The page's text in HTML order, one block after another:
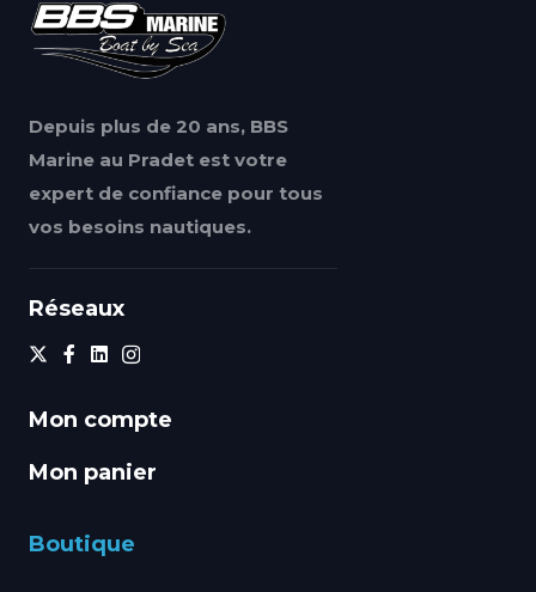
Depuis plus de 20 ans, BBS
Marine au Pradet est votre
expert de confiance pour tous
vos besoins nautiques.
Réseaux
Mon compte
Mon panier
Boutique